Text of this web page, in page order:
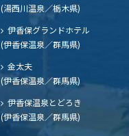
(湯西川温泉／栃木県)
伊香保グランドホテル
(伊香保温泉／群馬県)
金太夫
(伊香保温泉／群馬県)
伊香保温泉とどろき
(伊香保温泉／群馬県)